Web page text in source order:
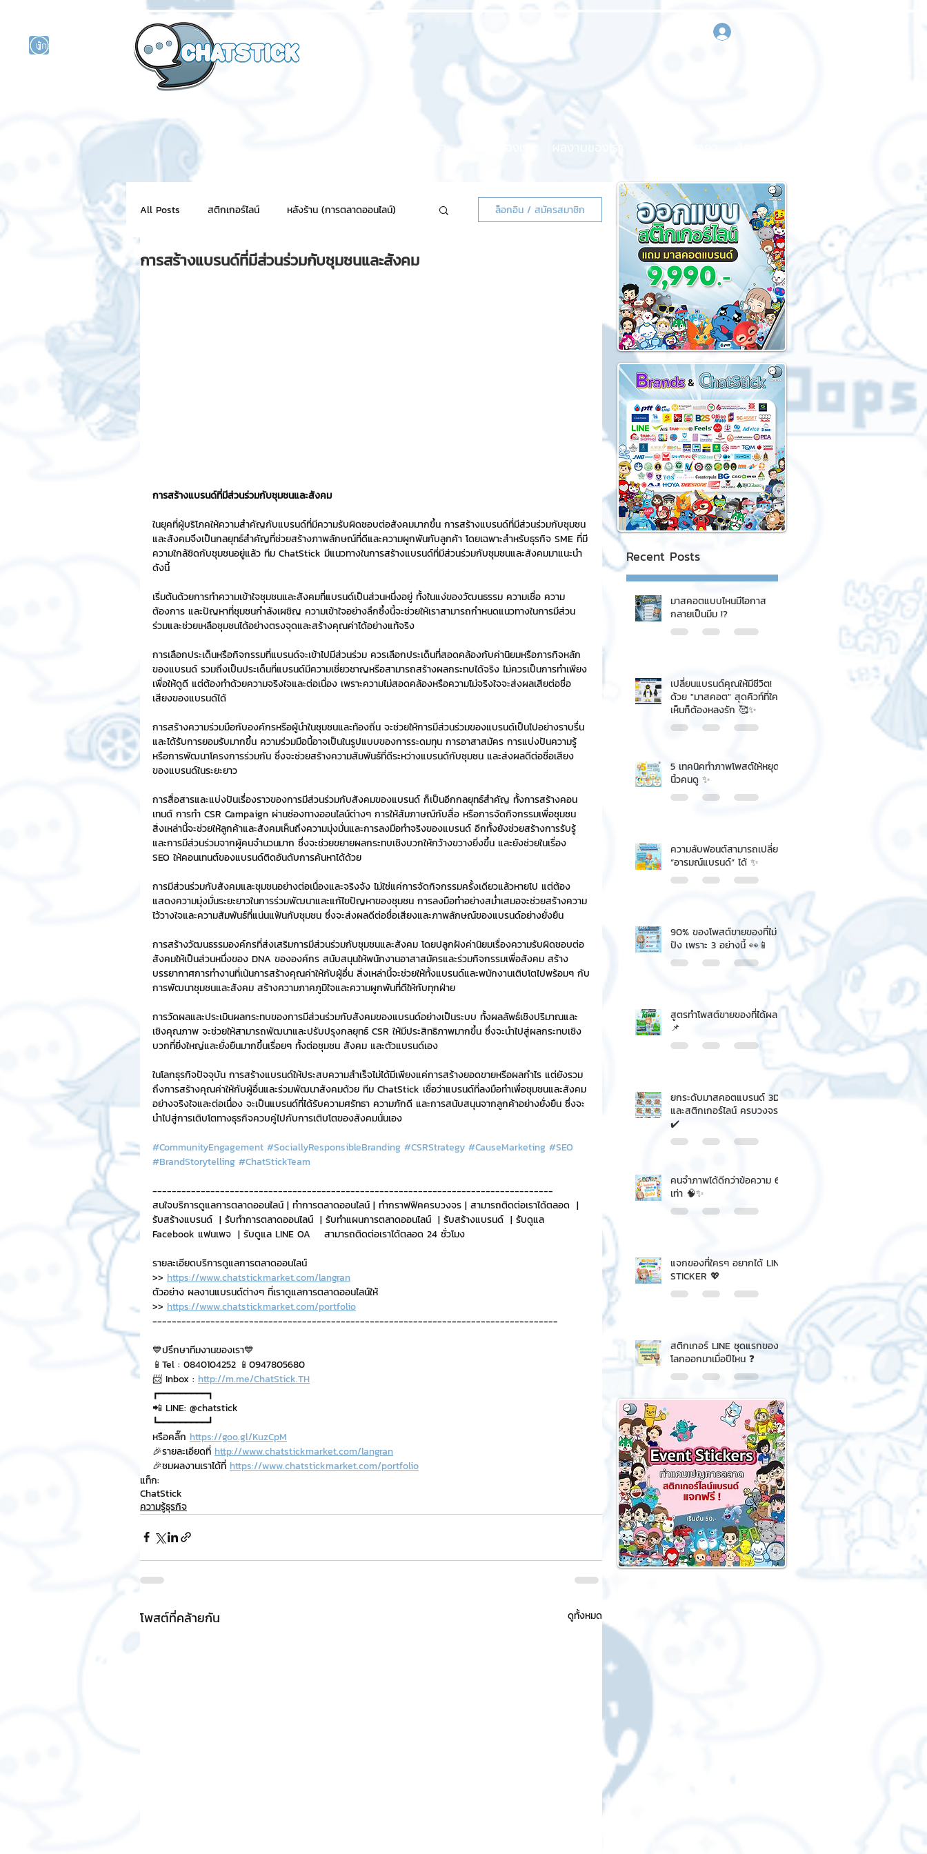
นักแสดงศิลปิน
ผลงานของเรา
All Posts สติกเกอร์ไลน์ หลังร้าน (การตลาดออนไลน์)
NFT for BRAND สติ๊กเกอร์ไลน์แจกฟรี
LINE application
เทคนิคสาระ IT NFT และ Cryptocurrency
รีวิวเกมส์จาก ChatStick ChatStick NFT Collection
Chat Bot เวบไซต์ รวมบริการ Event Sticker
Sponsored Sticker
มาสคอต 3D
ล็อกอิน / สมัครสมาชิก
การสร้างแบรนด์ที่มีส่วนร่วมกับชุมชนและสังคม
การสร้างแบรนด์ที่มีส่วนร่วมกับชุมชนและสังคม
ในยุคที่ผู้บริโภคให้ความสำคัญกับแบรนด์ที่มีความรับผิดชอบต่อสังคมมากขึ้น การสร้างแบรนด์ที่มีส่วนร่วมกับชุมชน
และสังคมจึงเป็นกลยุทธ์สำคัญที่ช่วยสร้างภาพลักษณ์ที่ดีและความผูกพันกับลูกค้า โดยเฉพาะสำหรับธุรกิจ SME ที่มี
ความใกล้ชิดกับชุมชนอยู่แล้ว ทีม ChatStick มีแนวทางในการสร้างแบรนด์ที่มีส่วนร่วมกับชุมชนและสังคมมาแนะนำ
ดังนี้
เริ่มต้นด้วยการทำความเข้าใจชุมชนและสังคมที่แบรนด์เป็นส่วนหนึ่งอยู่ ทั้งในแง่ของวัฒนธรรม ความเชื่อ ความ
ต้องการ และปัญหาที่ชุมชนกำลังเผชิญ ความเข้าใจอย่างลึกซึ้งนี้จะช่วยให้เราสามารถกำหนดแนวทางในการมีส่วน
ร่วมและช่วยเหลือชุมชนได้อย่างตรงจุดและสร้างคุณค่าได้อย่างแท้จริง
การเลือกประเด็นหรือกิจกรรมที่แบรนด์จะเข้าไปมีส่วนร่วม ควรเลือกประเด็นที่สอดคล้องกับค่านิยมหรือภารกิจหลัก
ของแบรนด์ รวมถึงเป็นประเด็นที่แบรนด์มีความเชี่ยวชาญหรือสามารถสร้างผลกระทบได้จริง ไม่ควรเป็นการทำเพียง
เพื่อให้ดูดี แต่ต้องทำด้วยความจริงใจและต่อเนื่อง เพราะความไม่สอดคล้องหรือความไม่จริงใจจะส่งผลเสียต่อชื่อ
เสียงของแบรนด์ได้
การสร้างความร่วมมือกับองค์กรหรือผู้นำในชุมชนและท้องถิ่น จะช่วยให้การมีส่วนร่วมของแบรนด์เป็นไปอย่างราบรื่น
และได้รับการยอมรับมากขึ้น ความร่วมมือนี้อาจเป็นในรูปแบบของการระดมทุน การอาสาสมัคร การแบ่งปันความรู้
หรือการพัฒนาโครงการร่วมกัน ซึ่งจะช่วยสร้างความสัมพันธ์ที่ดีระหว่างแบรนด์กับชุมชน และส่งผลดีต่อชื่อเสียง
ของแบรนด์ในระยะยาว
การสื่อสารและแบ่งปันเรื่องราวของการมีส่วนร่วมกับสังคมของแบรนด์ ก็เป็นอีกกลยุทธ์สำคัญ ทั้งการสร้างคอน
เทนต์ การทำ CSR Campaign ผ่านช่องทางออนไลน์ต่างๆ การให้สัมภาษณ์กับสื่อ หรือการจัดกิจกรรมเพื่อชุมชน
สิ่งเหล่านี้จะช่วยให้ลูกค้าและสังคมเห็นถึงความมุ่งมั่นและการลงมือทำจริงของแบรนด์ อีกทั้งยังช่วยสร้างการรับรู้
และการมีส่วนร่วมจากผู้คนจำนวนมาก ซึ่งจะช่วยขยายผลกระทบเชิงบวกให้กว้างขวางยิ่งขึ้น และยังช่วยในเรื่อง
SEO ให้คอนเทนต์ของแบรนด์ติดอันดับการค้นหาได้ด้วย
การมีส่วนร่วมกับสังคมและชุมชนอย่างต่อเนื่องและจริงจัง ไม่ใช่แค่การจัดกิจกรรมครั้งเดียวแล้วหายไป แต่ต้อง
แสดงความมุ่งมั่นระยะยาวในการร่วมพัฒนาและแก้ไขปัญหาของชุมชน การลงมือทำอย่างสม่ำเสมอจะช่วยสร้างความ
ไว้วางใจและความสัมพันธ์ที่แน่นแฟ้นกับชุมชน ซึ่งจะส่งผลดีต่อชื่อเสียงและภาพลักษณ์ของแบรนด์อย่างยั่งยืน
การสร้างวัฒนธรรมองค์กรที่ส่งเสริมการมีส่วนร่วมกับชุมชนและสังคม โดยปลูกฝังค่านิยมเรื่องความรับผิดชอบต่อ
สังคมให้เป็นส่วนหนึ่งของ DNA ขององค์กร สนับสนุนให้พนักงานอาสาสมัครและร่วมกิจกรรมเพื่อสังคม สร้าง
บรรยากาศการทำงานที่เน้นการสร้างคุณค่าให้กับผู้อื่น สิ่งเหล่านี้จะช่วยให้ทั้งแบรนด์และพนักงานเติบโตไปพร้อมๆ กับ
การพัฒนาชุมชนและสังคม สร้างความภาคภูมิใจและความผูกพันที่ดีให้กับทุกฝ่าย
การวัดผลและประเมินผลกระทบของการมีส่วนร่วมกับสังคมของแบรนด์อย่างเป็นระบบ ทั้งผลลัพธ์เชิงปริมาณและ
เชิงคุณภาพ จะช่วยให้สามารถพัฒนาและปรับปรุงกลยุทธ์ CSR ให้มีประสิทธิภาพมากขึ้น ซึ่งจะนำไปสู่ผลกระทบเชิง
บวกที่ยิ่งใหญ่และยั่งยืนมากขึ้นเรื่อยๆ ทั้งต่อชุมชน สังคม และตัวแบรนด์เอง
ในโลกธุรกิจปัจจุบัน การสร้างแบรนด์ให้ประสบความสำเร็จไม่ได้มีเพียงแค่การสร้างยอดขายหรือผลกำไร แต่ยังรวม
ถึงการสร้างคุณค่าให้กับผู้อื่นและร่วมพัฒนาสังคมด้วย ทีม ChatStick เชื่อว่าแบรนด์ที่ลงมือทำเพื่อชุมชนและสังคม
อย่างจริงใจและต่อเนื่อง จะเป็นแบรนด์ที่ได้รับความศรัทธา ความภักดี และการสนับสนุนจากลูกค้าอย่างยั่งยืน ซึ่งจะ
นำไปสู่การเติบโตทางธุรกิจควบคู่ไปกับการเติบโตของสังคมนั่นเอง
#CommunityEngagement #SociallyResponsibleBranding #CSRStrategy #CauseMarketing #SEO
#BrandStorytelling #ChatStickTeam
-----------------------------------------------------------------------------------
สนใจบริการดูแลการตลาดออนไลน์ | ทำการตลาดออนไลน์ | ทำกราฟฟิคครบวงจร | สามารถติดต่อเราได้ตลอด  |
รับสร้างแบรนด์  | รับทำการตลาดออนไลน์  | รับทำแผนการตลาดออนไลน์  | รับสร้างแบรนด์  | รับดูแล
Facebook แฟนเพจ  | รับดูแล LINE OA    สามารถติดต่อเราได้ตลอด 24 ชั่วโมง
รายละเอียดบริการดูแลการตลาดออนไลน์
>> https://www.chatstickmarket.com/langran
ตัวอย่าง ผลงานแบรนด์ต่างๆ ที่เราดูแลการตลาดออนไลน์ให้
>> https://www.chatstickmarket.com/portfolio
------------------------------------------------------------------------------------
💙ปรึกษาทีมงานของเรา💙
📱Tel : 0840104252 📱0947805680
📨 Inbox : http://m.me/ChatStick.TH
┏━━━━━━━━━┓
📲 LINE: @chatstick
┗━━━━━━━━━┛
หรือคลิ๊ก https://goo.gl/KuzCpM
🎉รายละเอียดที่ http://www.chatstickmarket.com/langran
🎉ชมผลงานเราได้ที่ https://www.chatstickmarket.com/portfolio
แท็ก:
ChatStick
ความรู้ธุรกิจ
โพสต์ที่คล้ายกัน ดูทั้งหมด
Recent Posts
มาสคอตแบบไหนมีโอกาส
กลายเป็นมีม !?
เปลี่ยนแบรนด์คุณให้มีชีวิต!
ด้วย "มาสคอต" สุดคิวท์ที่ใคร
เห็นก็ต้องหลงรัก 🥰✨
5 เทคนิคทำภาพโพสต์ให้หยุด
นิ้วคนดู ✨
ความลับฟอนต์สามารถเปลี่ยน
“อารมณ์แบรนด์” ได้ ✨
90% ของโพสต์ขายของที่ไม่
ปัง เพราะ 3 อย่างนี้ 👀📱
สูตรทำโพสต์ขายของที่ได้ผล
📌
ยกระดับมาสคอตแบรนด์ 3D
และสติกเกอร์ไลน์ ครบวงจร
✔️
คนจำภาพได้ดีกว่าข้อความ 6
เท่า 🧠✨
แจกของที่ใครๆ อยากได้ LINE
STICKER 💖
สติกเกอร์ LINE ชุดแรกของ
โลกออกมาเมื่อปีไหน ❓